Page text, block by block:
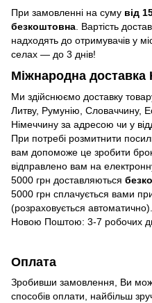
При замовленні на суму від
безкоштовна . Вартість
надходять до отримувачів у
селах — до 3 днів!
Міжнародна
Ми здійснюємо доставку
Литву, Румунію, Словаччину,
Німеччину за адресою чи у
При потребі розмитнити
вам допоможе це зробити
відправлено вам на
5000 грн доставляються
5000 грн сплачується вами
(розраховується
Новою Поштою: 3-7 робочих
Оплата
Зробивши замовлення, Ви
способів оплати, найбільш